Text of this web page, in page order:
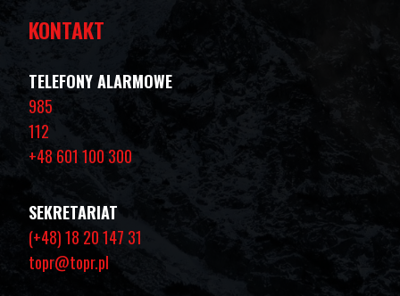
KONTAKT
TELEFONY ALARMOWE
985
112
+48 601 100 300
SEKRETARIAT
(+48) 18 20 147 31
topr@topr.pl